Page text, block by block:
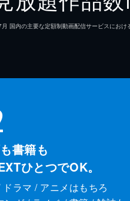
国内の主要な定額制動画配信サービスにお
書籍も
ひとつでOK。
ドラマ / アニメはもちろ